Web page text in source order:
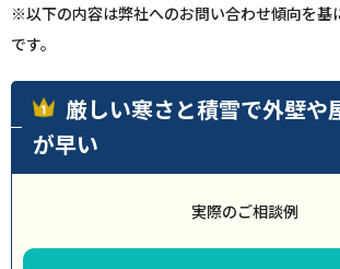
※以下の内容は弊社へのお問い合わせ傾向を基
です。
厳しい寒さと積雪で外壁や
が早い
実際のご相談例